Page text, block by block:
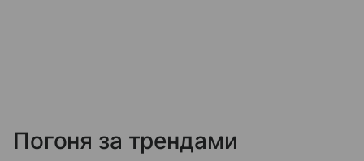
Погоня за трендами